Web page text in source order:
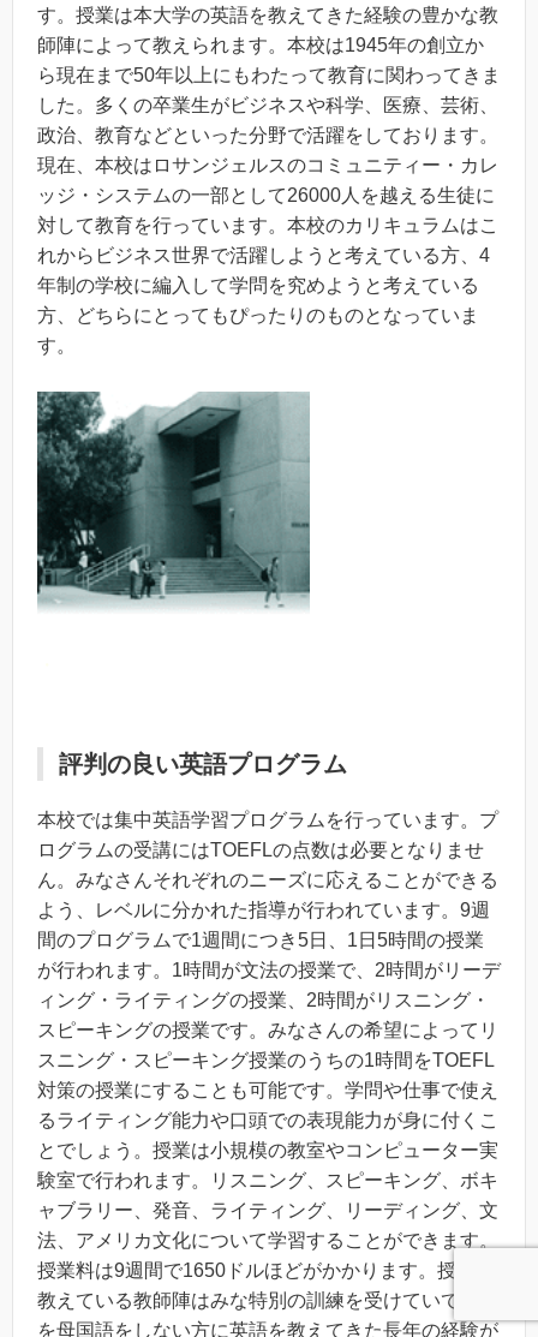
す。授業は本大学の英語を教えてきた経験の豊かな教
師陣によって教えられます。本校は1945年の創立か
ら現在まで50年以上にもわたって教育に関わってきま
した。多くの卒業生がビジネスや科学、医療、芸術、
政治、教育などといった分野で活躍をしております。
現在、本校はロサンジェルスのコミュニティー・カレ
ッジ・システムの一部として26000人を越える生徒に
対して教育を行っています。本校のカリキュラムはこ
れからビジネス世界で活躍しようと考えている方、4
年制の学校に編入して学問を究めようと考えている
方、どちらにとってもぴったりのものとなっていま
す。
評判の良い英語プログラム
本校では集中英語学習プログラムを行っています。プ
ログラムの受講にはTOEFLの点数は必要となりませ
ん。みなさんそれぞれのニーズに応えることができる
よう、レベルに分かれた指導が行われています。9週
間のプログラムで1週間につき5日、1日5時間の授業
が行われます。1時間が文法の授業で、2時間がリーデ
ィング・ライティングの授業、2時間がリスニング・
スピーキングの授業です。みなさんの希望によってリ
スニング・スピーキング授業のうちの1時間をTOEFL
対策の授業にすることも可能です。学問や仕事で使え
るライティング能力や口頭での表現能力が身に付くこ
とでしょう。授業は小規模の教室やコンピューター実
験室で行われます。リスニング、スピーキング、ボキ
ャブラリー、発音、ライティング、リーディング、文
法、アメリカ文化について学習することができます。
授業料は9週間で1650ドルほどがかかります。授業を
教えている教師陣はみな特別の訓練を受けていて英語
を母国語をしない方に英語を教えてきた長年の経験が